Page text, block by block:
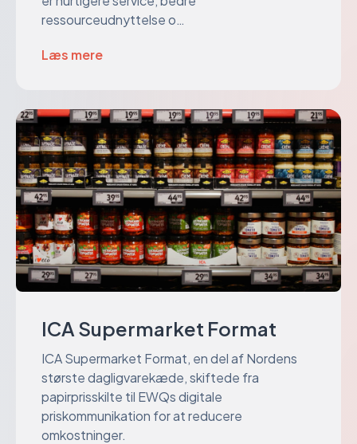
ressourceudnyttelse o…
Læs mere
ICA Supermarket Format
ICA Supermarket Format, en del af Nordens
største dagligvarekæde, skiftede fra
papirprisskilte til EWQs digitale
priskommunikation for at reducere
omkostninger.